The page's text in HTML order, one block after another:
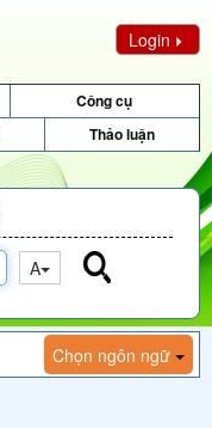
Login
Công cụ
Thảo luận
A
Chọn ngôn ngữ